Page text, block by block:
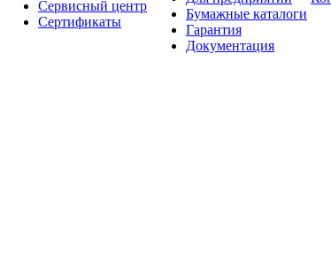
Сервисный центр
Сертификаты
Бумажные каталоги
Гарантия
Документация